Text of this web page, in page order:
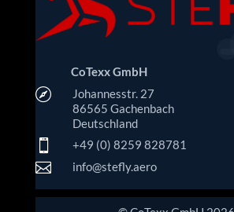
CoTexx GmbH

Johannesstr. 27
86565 Gachenbach
Deutschland
 +49 (0) 8259 828781
 info@stefly.aero